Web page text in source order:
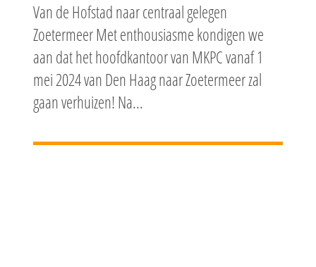
Van de Hofstad naar centraal gelegen
Zoetermeer Met enthousiasme kondigen we
aan dat het hoofdkantoor van MKPC vanaf 1
mei 2024 van Den Haag naar Zoetermeer zal
gaan verhuizen! Na...